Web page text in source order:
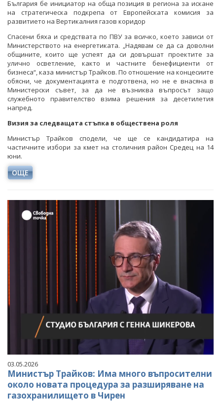
България бе инициатор на обща позиция в региона за искане
на стратегическа подкрепа от Европейската комисия за
развитието на Вертикалния газов коридор
Спасени бяха и средствата по ПВУ за всичко, което зависи от
Министерството на енергетиката. „Надявам се да са доволни
общините, които ще успеят да си довършат проектите за
улично осветление, както и частните бенефициенти от
бизнеса“, каза министър Трайков. По отношение на концесиите
обясни, че документацията е подготвена, но не е внасяна в
Министерски съвет, за да не възниква въпросът защо
служебното правителство взима решения за десетилетия
напред.
Визия за следващата стъпка в обществена роля
Министър Трайков сподели, че ще се кандидатира на
частичните избори за кмет на столичния район Средец на 14
юни.
ОЩЕ
03.05.2026
Министър Трайков: Има много въпросителни
около новата процедура за разширяване на
газохранилището в Чирен